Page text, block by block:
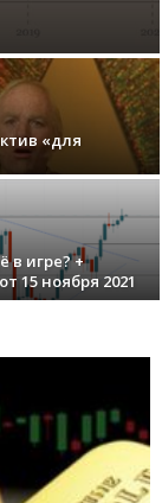
«для
в игре? +
15 ноября 2021